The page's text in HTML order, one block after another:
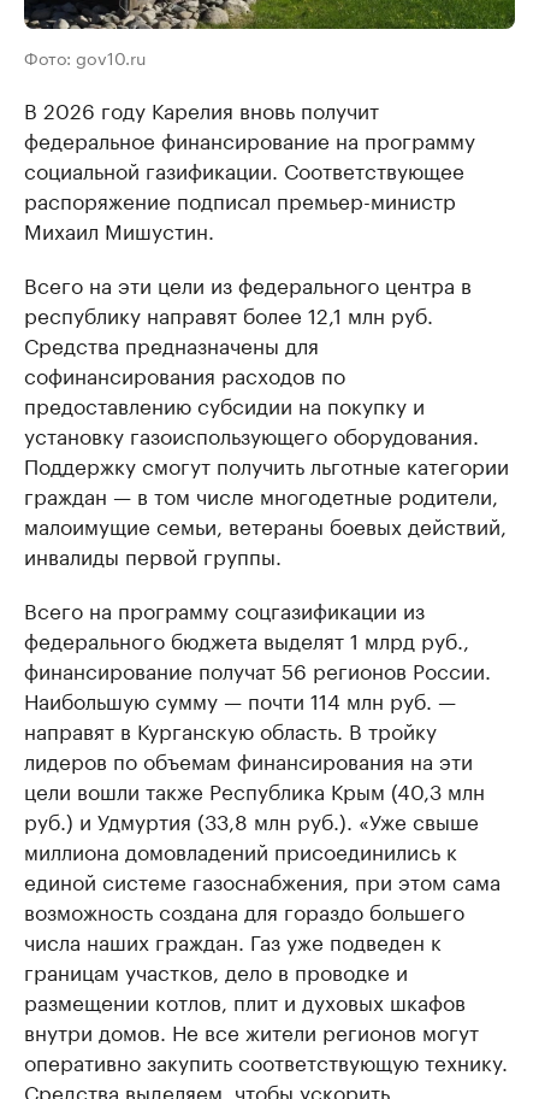
Фото: gov10.ru
В 2026 году Карелия вновь получит
федеральное финансирование на программу
социальной газификации. Соответствующее
распоряжение подписал премьер-министр
Михаил Мишустин.
Всего на эти цели из федерального центра в
республику направят более 12,1 млн руб.
Средства предназначены для
софинансирования расходов по
предоставлению субсидии на покупку и
установку газоиспользующего оборудования.
Поддержку смогут получить льготные категории
граждан — в том числе многодетные родители,
малоимущие семьи, ветераны боевых действий,
инвалиды первой группы.
Всего на программу соцгазификации из
федерального бюджета выделят 1 млрд руб.,
финансирование получат 56 регионов России.
Наибольшую сумму — почти 114 млн руб. —
направят в Курганскую область. В тройку
лидеров по объемам финансирования на эти
цели вошли также Республика Крым (40,3 млн
руб.) и Удмуртия (33,8 млн руб.). «Уже свыше
миллиона домовладений присоединились к
единой системе газоснабжения, при этом сама
возможность создана для гораздо большего
числа наших граждан. Газ уже подведен к
границам участков, дело в проводке и
размещении котлов, плит и духовых шкафов
внутри домов. Не все жители регионов могут
оперативно закупить соответствующую технику.
Средства выделяем, чтобы ускорить